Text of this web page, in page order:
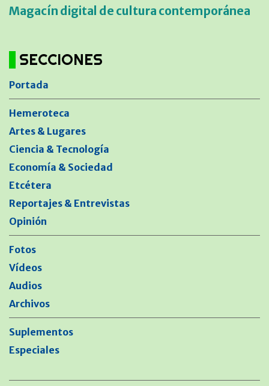
Magacín digital de cultura contemporánea
SECCIONES
Portada
Hemeroteca
Artes & Lugares
Ciencia & Tecnología
Economía & Sociedad
Etcétera
Reportajes & Entrevistas
Opinión
Fotos
Vídeos
Audios
Archivos
Suplementos
Especiales